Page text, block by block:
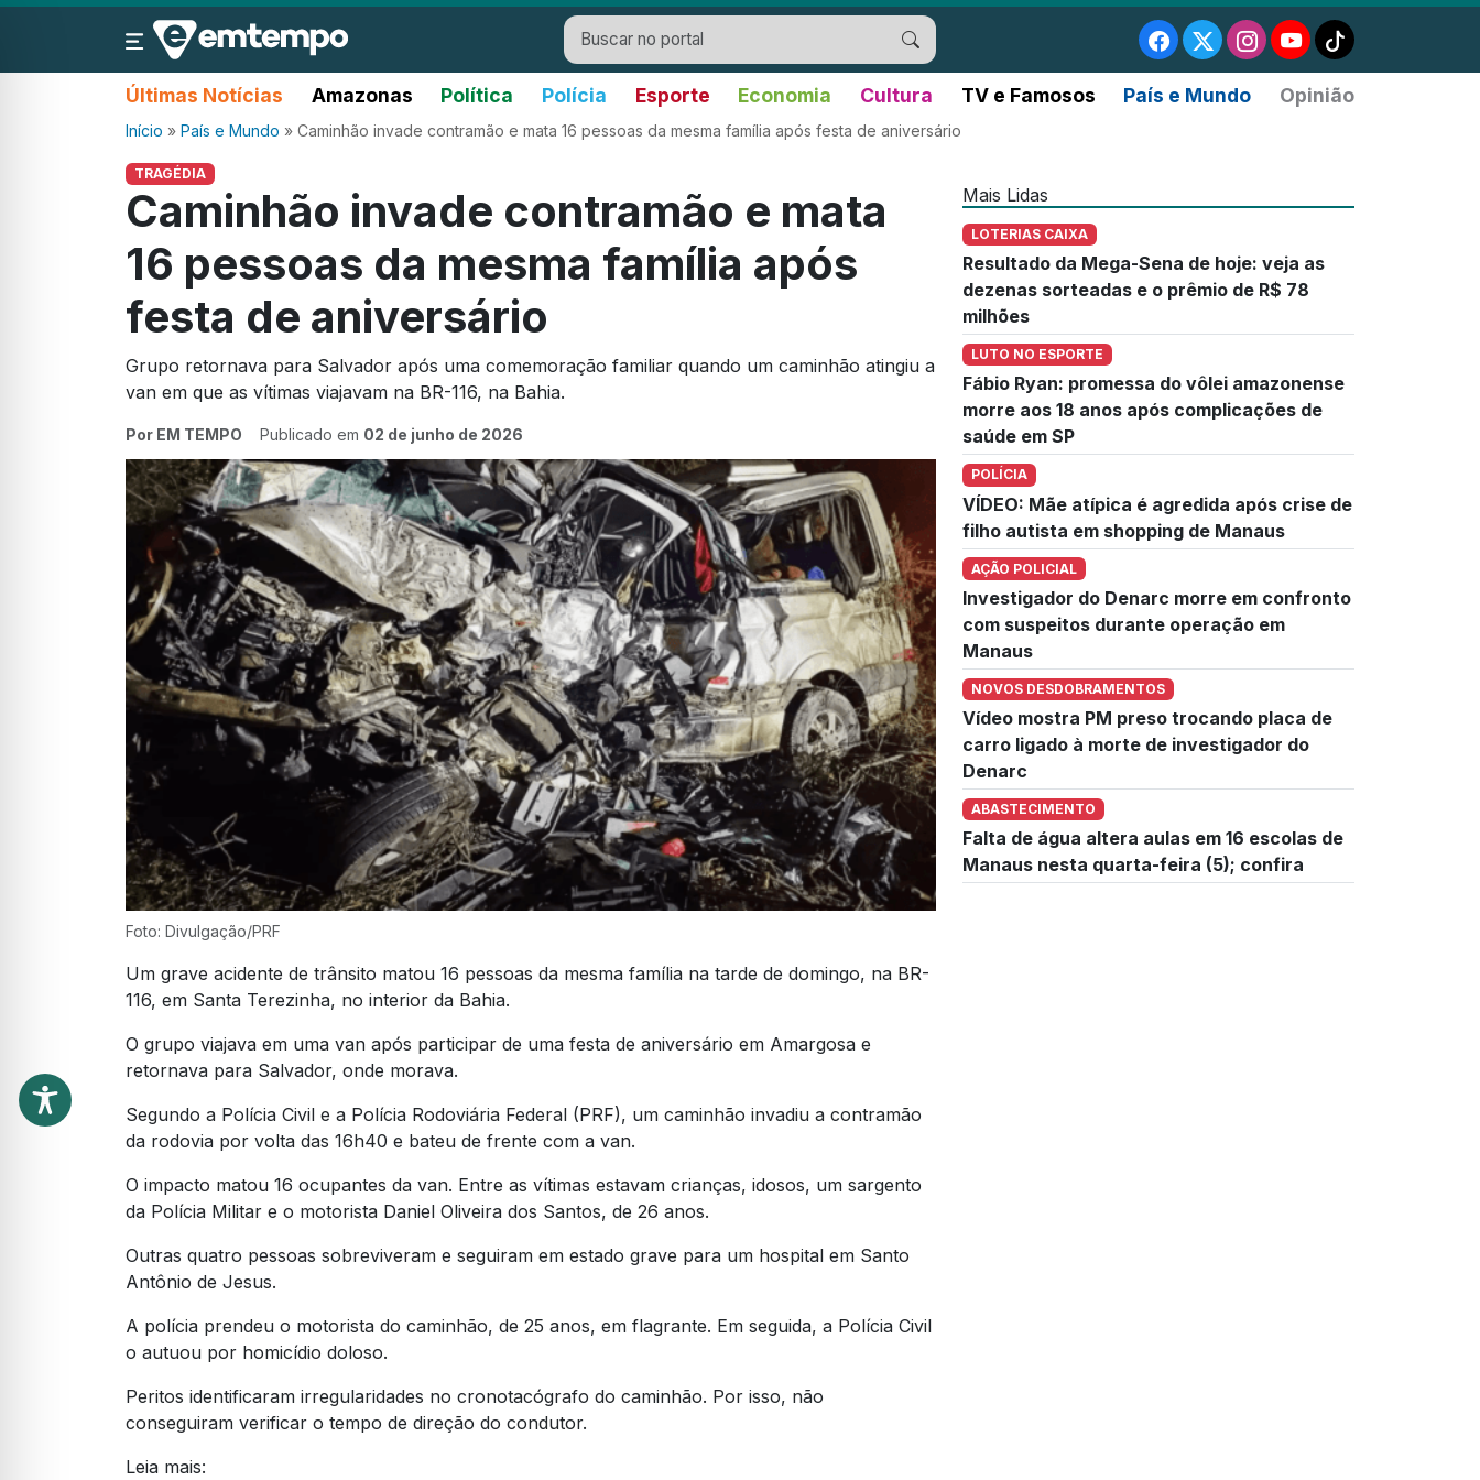
Últimas Notícias Amazonas Política Polícia Esporte Economia Cultura TV e Famosos País e Mundo Opinião
Início » País e Mundo » Caminhão invade contramão e mata 16 pessoas da mesma família após festa de aniversário
TRAGÉDIA
Caminhão invade contramão e mata
16 pessoas da mesma família após
festa de aniversário
Grupo retornava para Salvador após uma comemoração familiar quando um caminhão atingiu a
van em que as vítimas viajavam na BR-116, na Bahia.
Por EM TEMPO Publicado em 02 de junho de 2026
Foto: Divulgação/PRF
Um grave acidente de trânsito matou 16 pessoas da mesma família na tarde de domingo, na BR-
116, em Santa Terezinha, no interior da Bahia.
O grupo viajava em uma van após participar de uma festa de aniversário em Amargosa e
retornava para Salvador, onde morava.
Segundo a Polícia Civil e a Polícia Rodoviária Federal (PRF), um caminhão invadiu a contramão
da rodovia por volta das 16h40 e bateu de frente com a van.
O impacto matou 16 ocupantes da van. Entre as vítimas estavam crianças, idosos, um sargento
da Polícia Militar e o motorista Daniel Oliveira dos Santos, de 26 anos.
Outras quatro pessoas sobreviveram e seguiram em estado grave para um hospital em Santo
Antônio de Jesus.
A polícia prendeu o motorista do caminhão, de 25 anos, em flagrante. Em seguida, a Polícia Civil
o autuou por homicídio doloso.
Peritos identificaram irregularidades no cronotacógrafo do caminhão. Por isso, não
conseguiram verificar o tempo de direção do condutor.
Leia mais:
Mais Lidas
LOTERIAS CAIXA
Resultado da Mega-Sena de hoje: veja as
dezenas sorteadas e o prêmio de R$ 78
milhões
LUTO NO ESPORTE
Fábio Ryan: promessa do vôlei amazonense
morre aos 18 anos após complicações de
saúde em SP
POLÍCIA
VÍDEO: Mãe atípica é agredida após crise de
filho autista em shopping de Manaus
AÇÃO POLICIAL
Investigador do Denarc morre em confronto
com suspeitos durante operação em
Manaus
NOVOS DESDOBRAMENTOS
Vídeo mostra PM preso trocando placa de
carro ligado à morte de investigador do
Denarc
ABASTECIMENTO
Falta de água altera aulas em 16 escolas de
Manaus nesta quarta-feira (5); confira